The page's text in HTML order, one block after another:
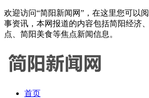
欢迎访问“简阳新闻网”，在这里您可以
事资讯，本网报道的内容包括简阳经济
点、简阳美食等焦点新闻信息。
首页